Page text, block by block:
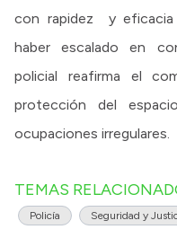
con rapidez y eficacia
haber escalado en
policial reafirma el
protección del
ocupaciones irregulares.
TEMAS
Policía Seguridad y